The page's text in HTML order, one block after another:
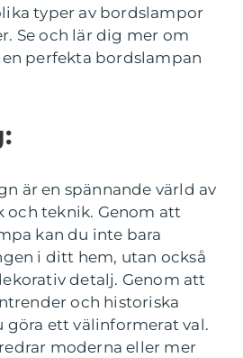
typer av bordslampor
Se och lär dig mer om
perfekta bordslampan
är en spännande värld av
och teknik. Genom att
kan du inte bara
i ditt hem, utan också
detalj. Genom att
och historiska
göra ett välinformerat val.
moderna eller mer